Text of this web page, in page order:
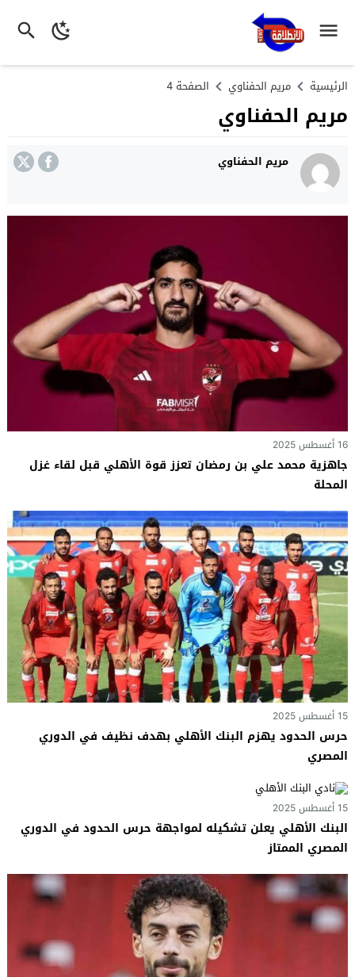
الرئيسية مريم الحفناوي الصفحة 4
مريم الحفناوي
مريم الحفناوي
16 أغسطس 2025
جاهزية محمد علي بن رمضان تعزز قوة الأهلي قبل لقاء غزل
المحلة
15 أغسطس 2025
حرس الحدود يهزم البنك الأهلي بهدف نظيف في الدوري
المصري
15 أغسطس 2025
البنك الأهلي يعلن تشكيله لمواجهة حرس الحدود في الدوري
المصري الممتاز